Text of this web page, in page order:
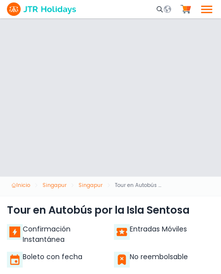
Mobile Search
Inicio Singapur Singapur Tour en Autobús por la Isla Sentosa
Tour en Autobús por la Isla Sentosa
Confirmación
Instantánea
Entradas Móviles
Boleto con fecha No reembolsable